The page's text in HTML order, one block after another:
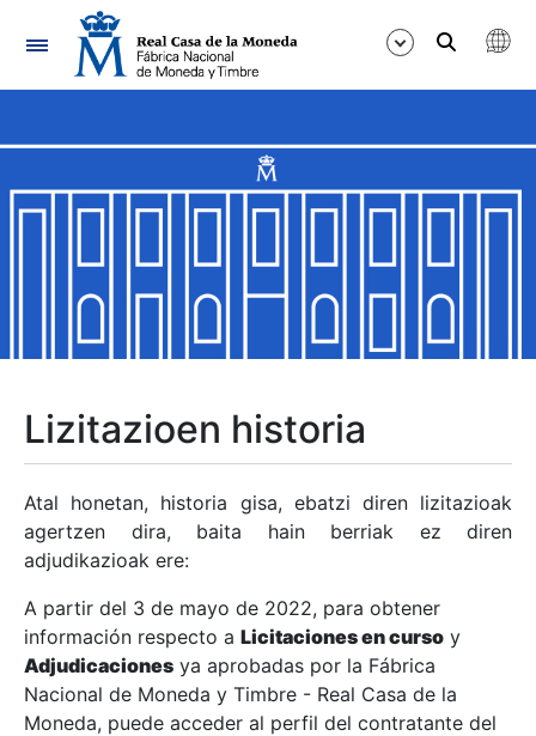
Nabigazioa
Erakutsi/Ezkutatu
Erakutsi/Ezkutatu
Erakutsi/Ezkutatu
Erakutsi/Ezkutatu
Erakutsi/Ezkutatu
Erakutsi/Ezkutatu
Erakutsi/Ezkutatu
Lizitazioen historia
Atal honetan, historia gisa, ebatzi diren lizitazioak
agertzen dira, baita hain berriak ez diren
adjudikazioak ere:
A partir del 3 de mayo de 2022, para obtener
información respecto a Licitaciones en curso y
Adjudicaciones ya aprobadas por la Fábrica
Nacional de Moneda y Timbre - Real Casa de la
Moneda, puede acceder al perfil del contratante del